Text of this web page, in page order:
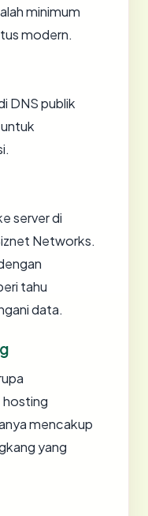
minimum
modern.
DNS publik
server di
Networks.
tahu
data.
hosting
mencakup
yang